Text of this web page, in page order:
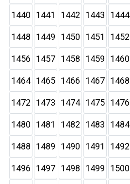
1440 1441 1442 1443 1444
1448 1449 1450 1451 1452
1456 1457 1458 1459 1460
1464 1465 1466 1467 1468
1472 1473 1474 1475 1476
1480 1481 1482 1483 1484
1488 1489 1490 1491 1492
1496 1497 1498 1499 1500